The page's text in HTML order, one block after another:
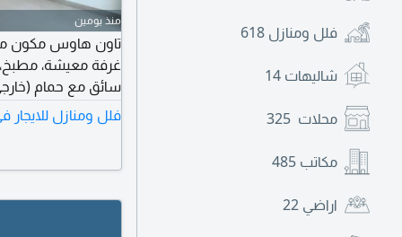
فلل ومنازل 618
شاليهات 14
محلات 325
مكاتب 485
اراضي 22
منذ يومين
تاون هاوس مكون من
غرفة معيشة، مطبخ،
سائق مع حمام
شرفة صغيرة) غرفتا
شرفة) الطابق
فلل ومنازل